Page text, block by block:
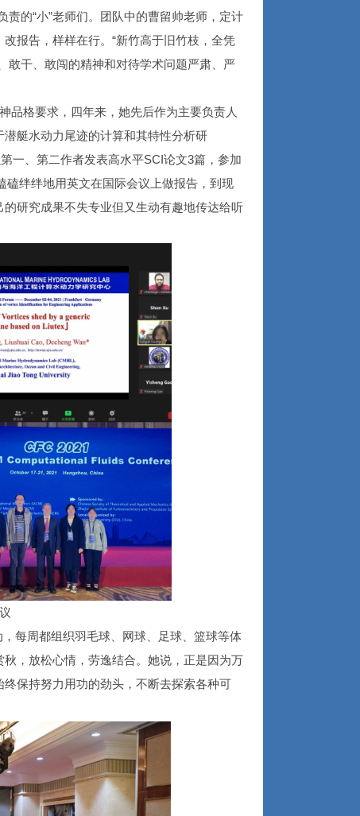
的“小”老师们。团队中的曹留帅老师，定计
报告，样样在行。“新竹高于旧竹枝，全凭
敢干、敢闯的精神和对待学术问题严肃、严
格要求，四年来，她先后作为主要负责人
艇水动力尾迹的计算和其特性分析研
一、第二作者发表高水平SCI论文3篇，参加
磕绊绊地用英文在国际会议上做报告，到现
研究成果不失专业但又生动有趣地传达给听
每周都组织羽毛球、网球、足球、篮球等体
，放松心情，劳逸结合。她说，正是因为万
保持努力用功的劲头，不断去探索各种可